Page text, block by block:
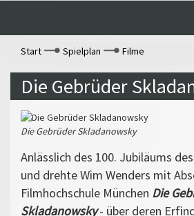
Start
Spielplan Filme
Die Gebrüder
Die Gebrüder Skladanowsky
Anlässlich des 100. Jubiläums
und drehte Wim Wenders mit
Filmhochschule München Die
Skladanowsky - über deren